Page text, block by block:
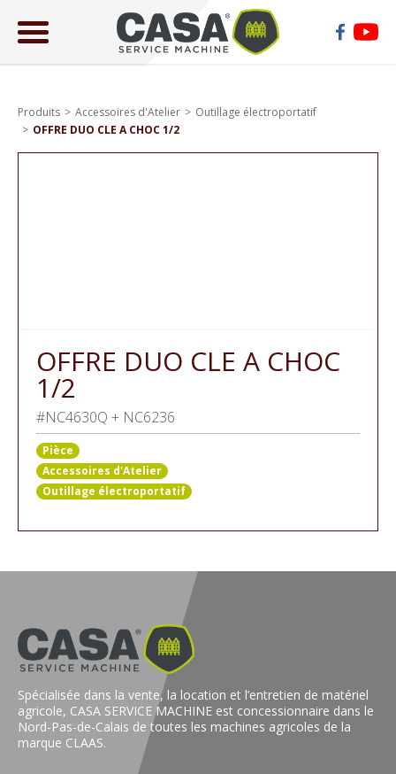
Produits Accessoires d'Atelier
Outillage électroportatif
OFFRE DUO CLE A CHOC 1/2
OFFRE DUO CLE A CHOC
1/2
#NC4630Q + NC6236
Pièce
Accessoires d'Atelier
Outillage électroportatif
Spécialisée dans la vente, la location et l’entretien de matériel
agricole, CASA SERVICE MACHINE est concessionnaire dans le
Nord-Pas-de-Calais de toutes les machines agricoles de la
marque CLAAS.